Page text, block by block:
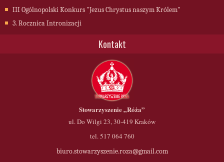
III Ogólnopolski Konkurs "Jezus Chrystus naszym Królem"
3. Rocznica Intronizacji
Kontakt
Stowarzyszenie„Róża”
ul. Do Wilgi 23, 30-419 Kraków
tel. 517 064 760
biuro.stowarzyszenie.roza@gmail.com